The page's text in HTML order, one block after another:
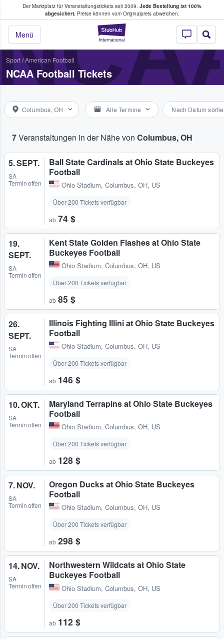
Der Marktplatz für Veranstaltungstickets seit 2009. Jede Bestellung ist 100%
abgesichert.Preise können vom Originalpreis abweichen.
StubHub - Wo
Menü
Tickets kaufen & verkaufen
Sport/American Football
NCAA Football Tickets
Columbus, OH Alle Termine Nach Datum
7Veranstaltungen in der Nähe von Columbus, OH
5. SEPT.
SA
Termin offen
Ball State Cardinals at Ohio State Buckeyes
Football
Ohio Stadium, Columbus, OH, US
Über 200 Tickets verfügbar
ab 74 $
19.
SEPT.
SA
Termin offen
Kent State Golden Flashes at Ohio State
Buckeyes Football
Ohio Stadium, Columbus, OH, US
Über 200 Tickets verfügbar
ab 85 $
26.
SEPT.
SA
Termin offen
Illinois Fighting Illini at Ohio State Buckeyes
Football
Ohio Stadium, Columbus, OH, US
Über 200 Tickets verfügbar
ab 146 $
10. OKT.
SA
Termin offen
Maryland Terrapins at Ohio State Buckeyes
Football
Ohio Stadium, Columbus, OH, US
Über 200 Tickets verfügbar
ab 128 $
7. NOV.
SA
Termin offen
Oregon Ducks at Ohio State Buckeyes
Football
Ohio Stadium, Columbus, OH, US
Über 200 Tickets verfügbar
ab 298 $
14. NOV.
SA
Termin offen
Northwestern Wildcats at Ohio State
Buckeyes Football
Ohio Stadium, Columbus, OH, US
Über 200 Tickets verfügbar
ab 112 $